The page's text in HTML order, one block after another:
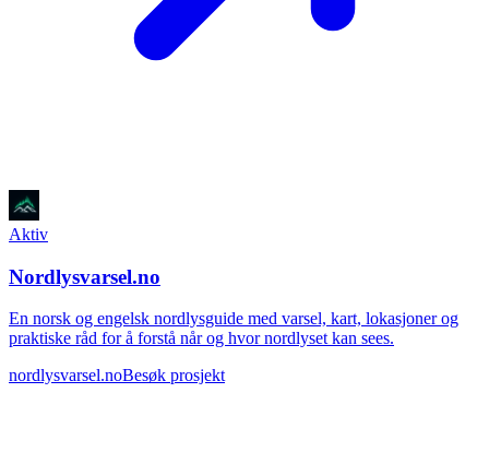
Aktiv
Nordlysvarsel.no
En norsk og engelsk nordlysguide med varsel, kart, lokasjoner og
praktiske råd for å forstå når og hvor nordlyset kan sees.
nordlysvarsel.noBesøk prosjekt